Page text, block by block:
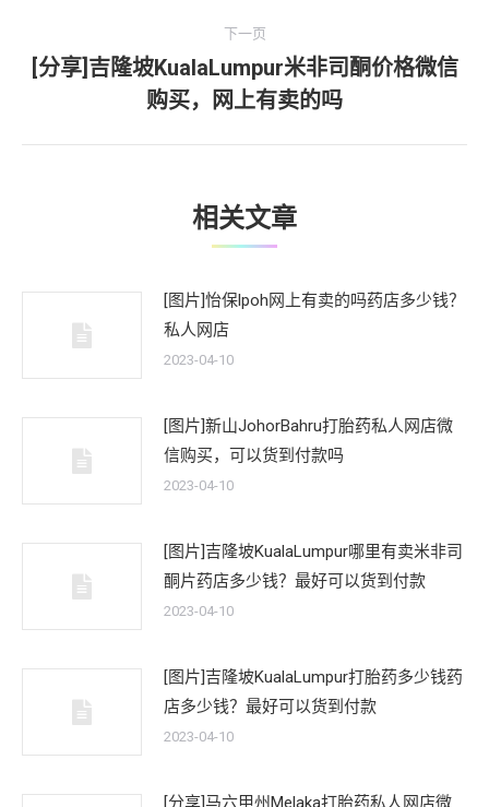
下一页
下
一
文
[分享]吉隆坡KualaLumpur米非司酮价格微信
购买，网上有卖的吗
相关文章
[图片]怡保lpoh网上有卖的吗药店多少钱？
私人网店
2023-04-10
[图片]新山JohorBahru打胎药私人网店微
信购买，可以货到付款吗
2023-04-10
[图片]吉隆坡KualaLumpur哪里有卖米非司
酮片药店多少钱？最好可以货到付款
2023-04-10
[图片]吉隆坡KualaLumpur打胎药多少钱药
店多少钱？最好可以货到付款
2023-04-10
[分享]马六甲州Melaka打胎药私人网店微